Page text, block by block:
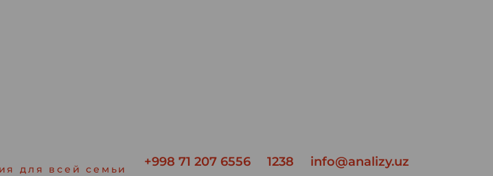
для всей семьи +998 71 207 6556 1238 info@analizy.uz